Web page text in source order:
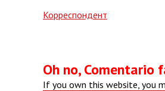
Корреспондент
Oh no,
If you own this website, you